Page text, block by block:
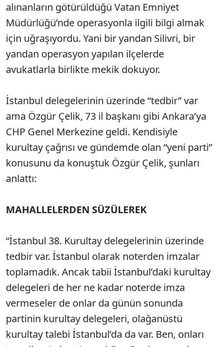
alınanların götürüldüğü Vatan Emniyet
Müdürlüğü’nde operasyonla ilgili bilgi almak
için uğraşıyordu. Yani bir yandan Silivri, bir
yandan operasyon yapılan ilçelerde
avukatlarla birlikte mekik dokuyor.
İstanbul delegelerinin üzerinde “tedbir” var
ama Özgür Çelik, 73 il başkanı gibi Ankara’ya
CHP Genel Merkezine geldi. Kendisiyle
kurultay çağrısı ve gündemde olan “yeni parti”
konusunu da konuştuk Özgür Çelik, şunları
anlattı:
MAHALLELERDEN SÜZÜLEREK
“İstanbul 38. Kurultay delegelerinin üzerinde
tedbir var. İstanbul olarak noterden imzalar
toplamadık. Ancak tabii İstanbul’daki kurultay
delegeleri de her ne kadar noterde imza
vermeseler de onlar da günün sonunda
partinin kurultay delegeleri, olağanüstü
kurultay talebi İstanbul’da da var. Ben, onları